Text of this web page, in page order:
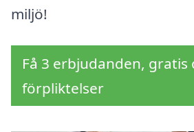
miljö!
Få 3 erbjudanden, gratis
förpliktelser